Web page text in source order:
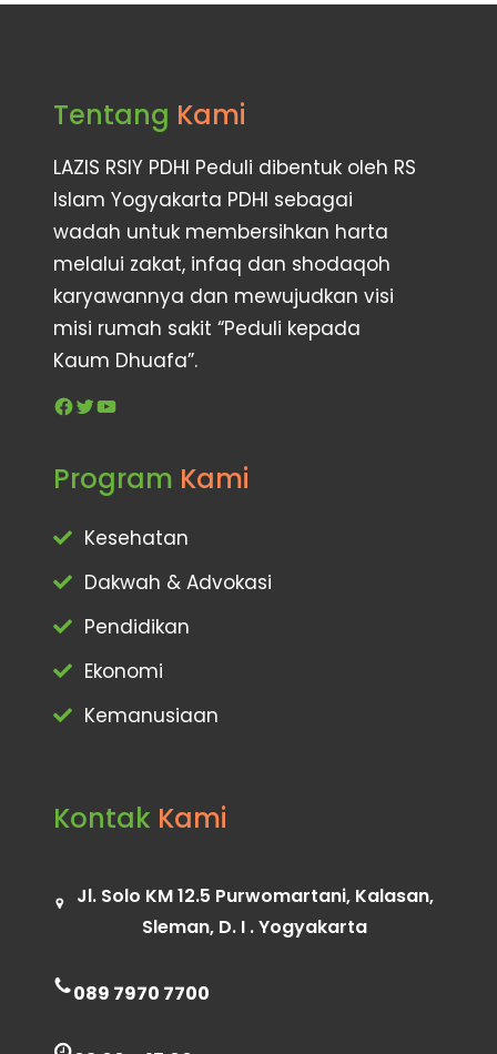
Tentang Kami
LAZIS RSIY PDHI Peduli dibentuk oleh RS
Islam Yogyakarta PDHI sebagai
wadah untuk membersihkan harta
melalui zakat, infaq dan shodaqoh
karyawannya dan mewujudkan visi
misi rumah sakit “Peduli kepada
Kaum Dhuafa”.
Program Kami
Kesehatan
Dakwah & Advokasi
Pendidikan
Ekonomi
Kemanusiaan
Kontak Kami
Jl. Solo KM 12.5 Purwomartani, Kalasan,
Sleman, D. I . Yogyakarta
089 7970 7700